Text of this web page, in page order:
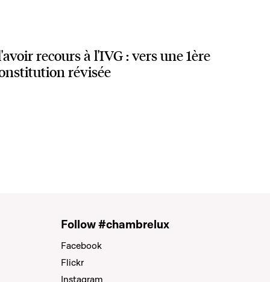
recours à l'IVG : vers une 1ère
révisée
Follow #chambrelux
Facebook
Flickr